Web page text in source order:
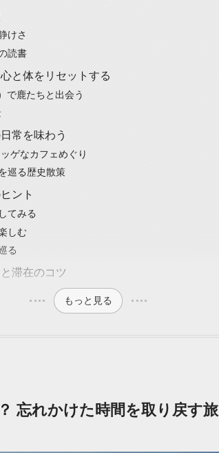
けさ
読書
と体をリセットする
で鹿たちと出会う
常を味わう
ゲなカフェめぐり
巡る歴史散策
ント
てみる
しむ
る
滞在のコツ
もっと見る
忘れかけた時間を取り戻す旅